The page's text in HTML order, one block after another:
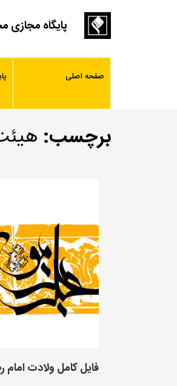
پایگاه مجازی
صفحه اصلی
برچسب:
فایل کامل ولادت امام